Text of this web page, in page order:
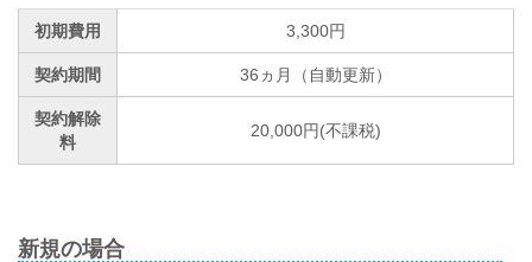
初期費用 3,300円
契約期間 36ヵ月（自動更新）
契約解除
料
20,000円(不課税)
新規の場合